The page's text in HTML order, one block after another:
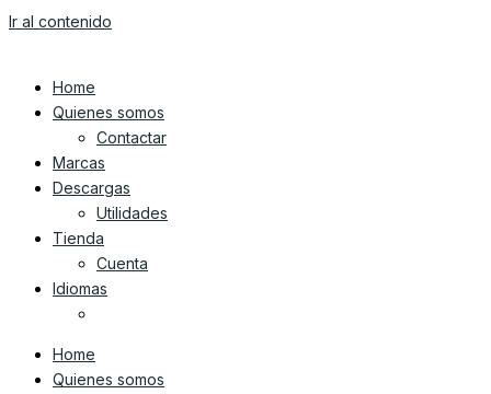
Ir al contenido
Home
Quienes somos
Contactar
Marcas
Descargas
Utilidades
Tienda
Cuenta
Idiomas
Home
Quienes somos